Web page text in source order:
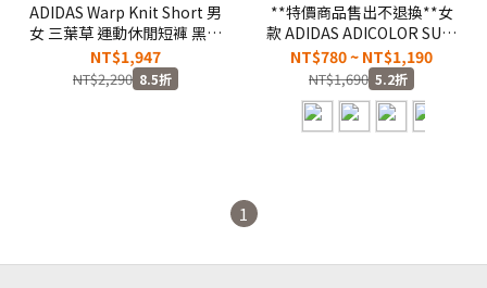
ADIDAS Warp Knit Short 男
女 三葉草 運動休閒短褲 黑白
透氣【JD5198】
NT$1,947
NT$2,290 8.5折
**特價商品售出不退換**女
款 ADIDAS ADICOLOR SUIT
黑色 米杏色 皺褶 三葉草 休
閒慵懶風套裝 背心/ 高腰短
褲【HF7543】
NT$780 ~ NT$1,190
NT$1,690 5.2折
1